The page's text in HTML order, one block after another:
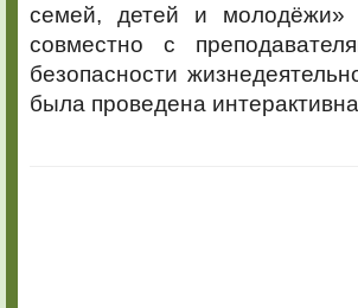
семей, детей и молодёжи»
совместно с
безопасности
была проведена